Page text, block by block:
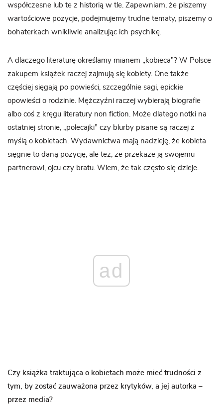
współczesne lub te z historią w tle. Zapewniam, że piszemy
wartościowe pozycje, podejmujemy trudne tematy, piszemy o
bohaterkach wnikliwie analizując ich psychikę.
A dlaczego literaturę określamy mianem „kobieca”? W Polsce
zakupem książek raczej zajmują się kobiety. One także
częściej sięgają po powieści, szczególnie sagi, epickie
opowieści o rodzinie. Mężczyźni raczej wybierają biografie
albo coś z kręgu literatury non fiction. Może dlatego notki na
ostatniej stronie, „polecajki” czy blurby pisane są raczej z
myślą o kobietach. Wydawnictwa mają nadzieję, że kobieta
sięgnie to daną pozycję, ale też, że przekaże ją swojemu
partnerowi, ojcu czy bratu. Wiem, że tak często się dzieje.
ad
Czy książka traktująca o kobietach może mieć trudności z
tym, by zostać zauważona przez krytyków, a jej autorka –
przez media?